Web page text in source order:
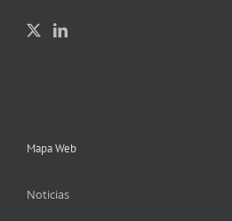
Mapa Web
Noticias